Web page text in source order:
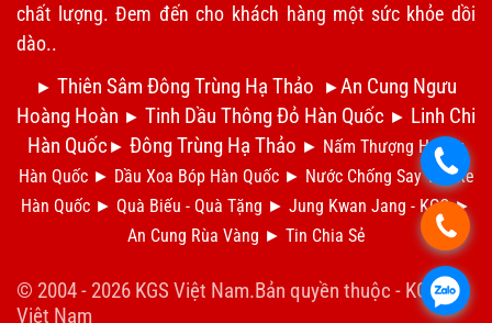
chất lượng. Đem đến cho khách hàng một sức khỏe dồi
dào..
.
.
.
► Thiên Sâm Đông Trùng Hạ Thảo ►An Cung Ngưu
Hoàng Hoàn ► Tinh Dầu Thông Đỏ Hàn Quốc ► Linh Chi
Hàn Quốc ► Đông Trùng Hạ Thảo ► Nấm Thượng Hoàng
Hàn Quốc ► Dầu Xoa Bóp Hàn Quốc ► Nước Chống Say Tàu Xe
Hàn Quốc ► Quà Biếu - Quà Tặng ► Jung Kwan Jang - KGC ►
An Cung Rùa Vàng ► Tin Chia Sẻ
© 2004 - 2026 KGS Việt Nam.Bản quyền thuộc - KGS
Việt Nam